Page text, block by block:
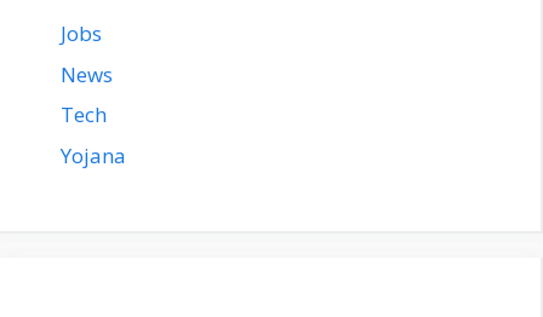
Jobs
News
Tech
Yojana